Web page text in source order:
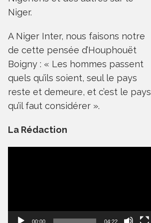
Niger.
A Niger Inter, nous faisons notre
de cette pensée d’Houphouët
Boigny : « Les hommes passent
quels qu’ils soient, seul le pays
reste et demeure, et c’est le pays
qu’il faut considérer ».
La Rédaction
00:00 04:22